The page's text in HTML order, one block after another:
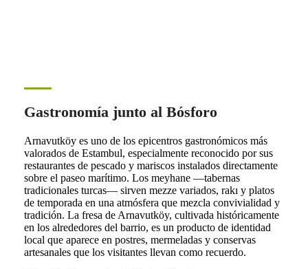
Gastronomía junto al Bósforo
Arnavutköy es uno de los epicentros gastronómicos más
valorados de Estambul, especialmente reconocido por sus
restaurantes de pescado y mariscos instalados directamente
sobre el paseo marítimo. Los meyhane —tabernas
tradicionales turcas— sirven mezze variados, rakı y platos
de temporada en una atmósfera que mezcla convivialidad y
tradición. La fresa de Arnavutköy, cultivada históricamente
en los alrededores del barrio, es un producto de identidad
local que aparece en postres, mermeladas y conservas
artesanales que los visitantes llevan como recuerdo.